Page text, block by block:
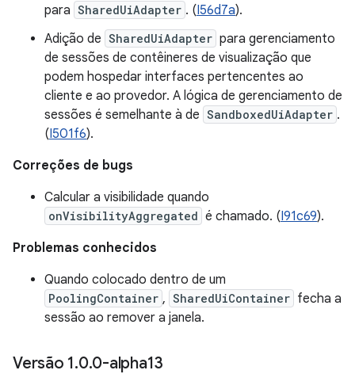
para SharedUiAdapter . (I56d7a).
Adição de SharedUiAdapter para gerenciamento
de sessões de contêineres de visualização que
podem hospedar interfaces pertencentes ao
cliente e ao provedor. A lógica de gerenciamento de
sessões é semelhante à de SandboxedUiAdapter .
(I501f6).
Correções de bugs
Calcular a visibilidade quando
onVisibilityAggregated é chamado. (I91c69).
Problemas conhecidos
Quando colocado dentro de um
PoolingContainer , SharedUiContainer fecha a
sessão ao remover a janela.
Versão 1.0.0-alpha13